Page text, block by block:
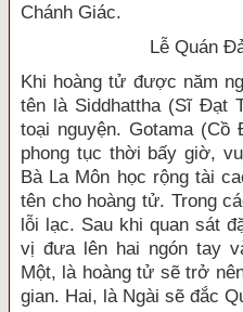
Chánh Giác.
Lễ Quán
Khi hoàng tử được năm
tên là Siddhattha (Sĩ Đạt
toại nguyện. Gotama
phong tục thời bấy giờ,
Bà La Môn học rộng tài
tên cho hoàng tử. Trong
lỗi lạc. Sau khi quan sát
vị đưa lên hai ngón tay
Một, là hoàng tử sẽ trở
gian. Hai, là Ngài sẽ đắc